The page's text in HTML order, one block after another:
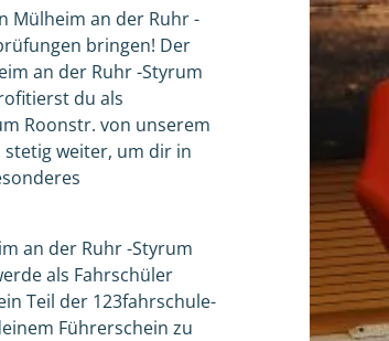
Mülheim an der Ruhr -
bringen! Der
an der Ruhr -Styrum
du als
Roonstr. von unserem
stetig weiter, um dir in
an der Ruhr -Styrum
als Fahrschüler
Teil der 123fahrschule-
Führerschein zu